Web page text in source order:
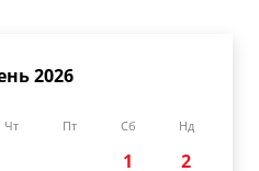
2026
Чт Пт Сб Нд
1
2